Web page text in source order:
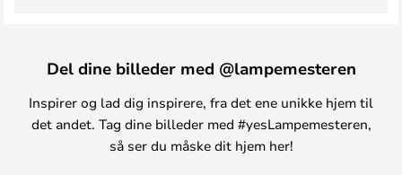
Del dine billeder med @lampemesteren
Inspirer og lad dig inspirere, fra det ene unikke hjem til
det andet. Tag dine billeder med #yesLampemesteren,
så ser du måske dit hjem her!